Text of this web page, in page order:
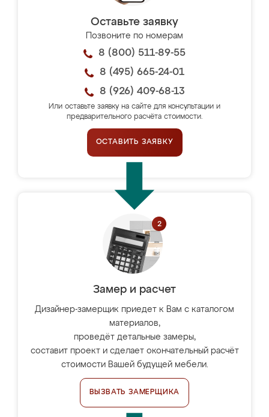
Оставьте заявку
Позвоните по номерам
8 (800) 511-89-55
8 (495) 665-24-01
8 (926) 409-68-13
Или оставьте заявку на сайте для консультации и
предварительного расчёта стоимости.
ОСТАВИТЬ ЗАЯВКУ
Замер и расчет
Дизайнер-замерщик приедет к Вам с каталогом
материалов,
проведёт детальные замеры,
составит проект и сделает окончательный расчёт
стоимости Вашей будущей мебели.
ВЫЗВАТЬ ЗАМЕРЩИКА